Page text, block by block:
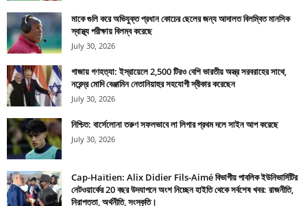
মাকে গুলি করে অভিযুক্ত প্রধান কোচের ছেলের জন্য আদালত বিলম্বিত মানসিক
স্বাস্থ্য পরীক্ষায় বিলম্ব করেছে
July 30, 2026
গাজায় গণহত্যা: ইস্রায়েলে 2,500 টিরও বেশি ভারতীয় অস্ত্র সরবরাহের সাথে,
নরেন্দ্র মোদি বেঞ্জামিন নেতানিয়াহুর সহযোগী স্বীকার করেছেন
July 30, 2026
নিশ্চিত: বার্সেলোনা তরুণ সফলভাবে লা লিগার প্রথম দলে সাইন আপ করেছে
July 30, 2026
Cap-Haïtien: Alix Didier Fils-Aimé বিভাগীয় পাবলিক ইউনিভার্সিটির
নেটওয়ার্কের 20 বছর উদযাপনে অংশ নিচ্ছেন হাইতি থেকে সর্বশেষ খবর: রাজনীতি,
নিরাপত্তা, অর্থনীতি, সংস্কৃতি।